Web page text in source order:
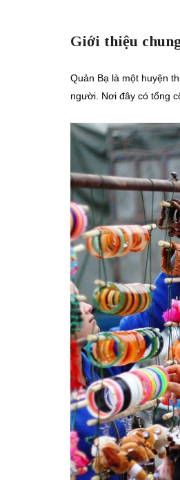
Giới thiệu
Quản Bạ là một huyện
người. Nơi đây có tổng